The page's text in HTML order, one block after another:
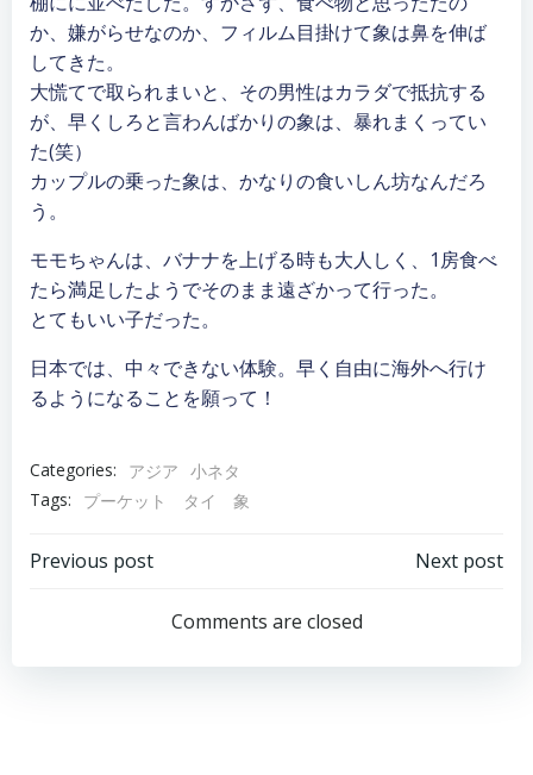
か、嫌がらせなのか、フィルム目掛けて象は鼻を伸ば
してきた。
大慌てで取られまいと、その男性はカラダで抵抗する
が、早くしろと言わんばかりの象は、暴れまくってい
た(笑）
カップルの乗った象は、かなりの食いしん坊なんだろ
う。
モモちゃんは、バナナを上げる時も大人しく、1房食べ
たら満足したようでそのまま遠ざかって行った。
とてもいい子だった。
日本では、中々できない体験。早く自由に海外へ行け
るようになることを願って！
Categories: アジア 小ネタ
Tags:
プーケット タイ 象
Post
navigation
Previous post
navigation
Next post
Comments are closed